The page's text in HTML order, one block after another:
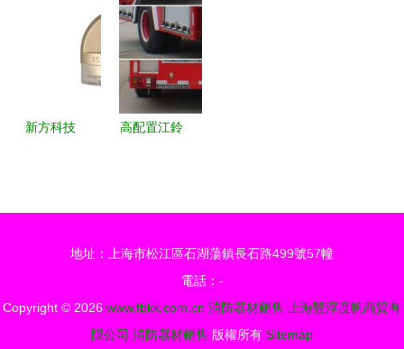
防開
展“3·15”消
防產品專項
檢查和集中
宣傳行動
新方科技
高配置江鈴
選
地址：上海市松江區石湖蕩鎮長石路499號57幢
電話：-
Copyright © 2026 www.fbkk.com.cn 消防器材銷售
上海豐浮度帆商貿有
限公司 消防器材銷售 版權所有 Sitemap